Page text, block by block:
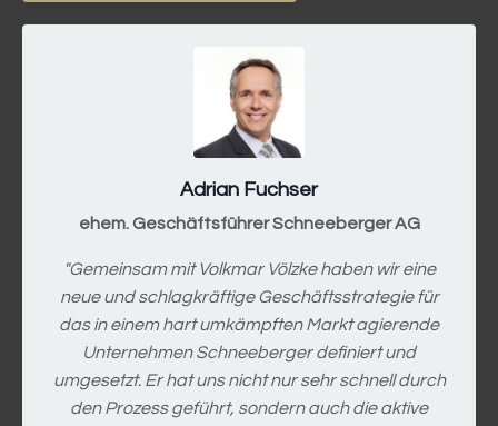
Adrian Fuchser
ehem. Geschäftsführer Schneeberger AG
"Gemeinsam mit Volkmar Völzke haben wir eine
neue und schlagkräftige Geschäftsstrategie für
das in einem hart umkämpften Markt agierende
Unternehmen Schneeberger definiert und
umgesetzt. Er hat uns nicht nur sehr schnell durch
den Prozess geführt, sondern auch die aktive